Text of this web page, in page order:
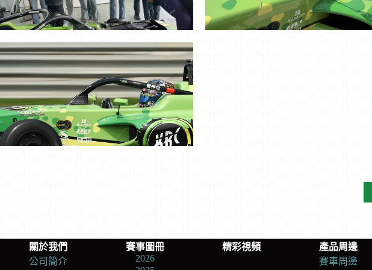
關於我們
公司簡介
賽事圖冊
2026
精彩視頻
產品周邊
賽車周邊